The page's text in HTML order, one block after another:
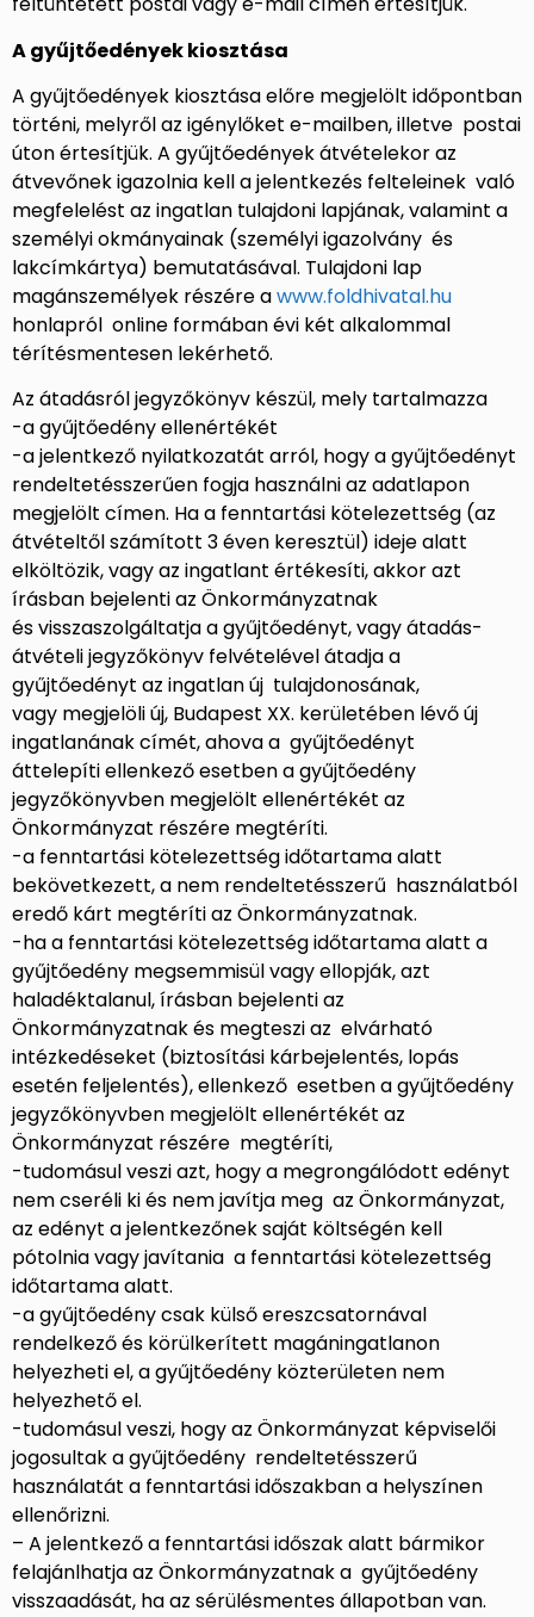
A gyűjtőedények kiosztása
A gyűjtőedények kiosztása előre megjelölt időpontban
történi, melyről az igénylőket e-mailben, illetve postai
úton értesítjük. A gyűjtőedények átvételekor az
átvevőnek igazolnia kell a jelentkezés felteleinek való
megfelelést az ingatlan tulajdoni lapjának, valamint a
személyi okmányainak (személyi igazolvány és
lakcímkártya) bemutatásával. Tulajdoni lap
magánszemélyek részére awww.foldhivatal.hu
honlapról online formában évi két alkalommal
térítésmentesen lekérhető.
Az átadásról jegyzőkönyv készül, mely tartalmazza
-a gyűjtőedény ellenértékét
-a jelentkező nyilatkozatát arról, hogy a gyűjtőedényt
rendeltetésszerűen fogja használni az adatlapon
megjelölt címen. Ha a fenntartási kötelezettség (az
átvételtől számított 3 éven keresztül) ideje alatt
elköltözik, vagy az ingatlant értékesíti, akkor azt
írásban bejelenti az Önkormányzatnak
és visszaszolgáltatja a gyűjtőedényt, vagy átadás-
átvételi jegyzőkönyv felvételével átadja a
gyűjtőedényt az ingatlan új tulajdonosának,
vagy megjelöli új, Budapest XX. kerületében lévő új
ingatlanának címét, ahova a gyűjtőedényt
áttelepíti ellenkező esetben a gyűjtőedény
jegyzőkönyvben megjelölt ellenértékét az
Önkormányzat részére megtéríti.
-a fenntartási kötelezettség időtartama alatt
bekövetkezett, a nem rendeltetésszerű használatból
eredő kárt megtéríti az Önkormányzatnak.
-ha a fenntartási kötelezettség időtartama alatt a
gyűjtőedény megsemmisül vagy ellopják, azt
haladéktalanul, írásban bejelenti az
Önkormányzatnak és megteszi az elvárható
intézkedéseket (biztosítási kárbejelentés, lopás
esetén feljelentés), ellenkező esetben a gyűjtőedény
jegyzőkönyvben megjelölt ellenértékét az
Önkormányzat részére megtéríti,
-tudomásul veszi azt, hogy a megrongálódott edényt
nem cseréli ki és nem javítja meg az Önkormányzat,
az edényt a jelentkezőnek saját költségén kell
pótolnia vagy javítania a fenntartási kötelezettség
időtartama alatt.
-a gyűjtőedény csak külső ereszcsatornával
rendelkező és körülkerített magáningatlanon
helyezheti el, a gyűjtőedény közterületen nem
helyezhető el.
-tudomásul veszi, hogy az Önkormányzat képviselői
jogosultak a gyűjtőedény rendeltetésszerű
használatát a fenntartási időszakban a helyszínen
ellenőrizni.
– A jelentkező a fenntartási időszak alatt bármikor
felajánlhatja az Önkormányzatnak a gyűjtőedény
visszaadását, ha az sérülésmentes állapotban van.